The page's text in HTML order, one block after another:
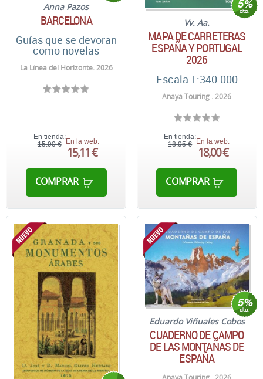
Anna Pazos
BARCELONA
Guías que se devoran
como novelas
La Línea del Horizonte. 2026
En tienda:
15,90 € En la web:
15,11 €
COMPRAR
Vv. Aa.
MAPA DE CARRETERAS
ESPAÑA Y PORTUGAL
2026
Escala 1:340.000
Anaya Touring . 2026
En tienda:
18,95 €
En la web:
18,00 €
COMPRAR
Eduardo Viñuales Cobos
CUADERNO DE CAMPO
DE LAS MONTAÑAS DE
ESPAÑA